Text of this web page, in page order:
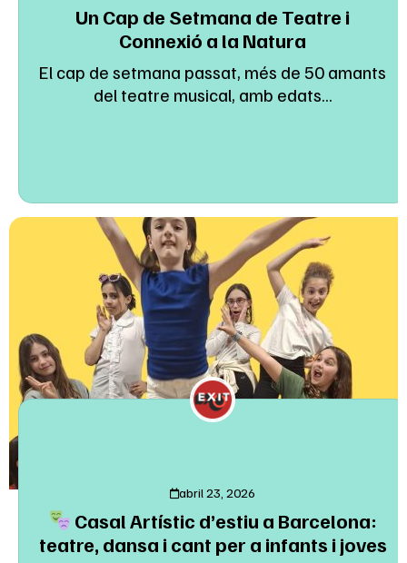
Un Cap de Setmana de Teatre i
Connexió a la Natura
El cap de setmana passat, més de 50 amants
del teatre musical, amb edats...
abril 23, 2026
Casal Artístic d’estiu a Barcelona:
teatre, dansa i cant per a infants i joves